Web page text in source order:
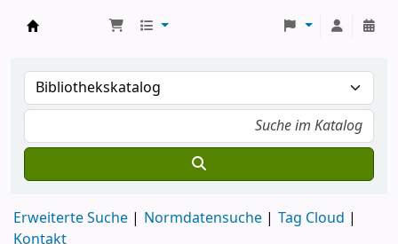
Erweiterte Suche Normdatensuche
Tag Cloud
Kontakt